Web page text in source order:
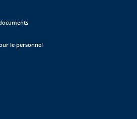
le personnel